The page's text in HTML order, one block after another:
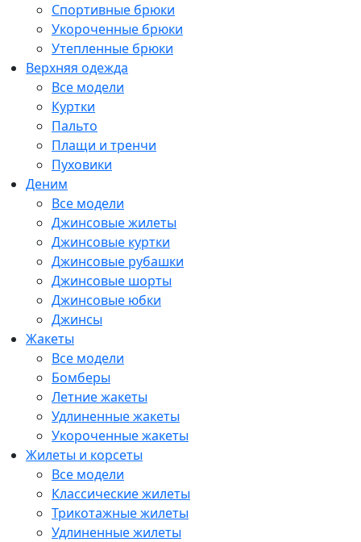
Спортивные брюки
Укороченные брюки
Утепленные брюки
Верхняя одежда
Все модели
Куртки
Пальто
Плащи и тренчи
Пуховики
Деним
Все модели
Джинсовые жилеты
Джинсовые куртки
Джинсовые рубашки
Джинсовые шорты
Джинсовые юбки
Джинсы
Жакеты
Все модели
Бомберы
Летние жакеты
Удлиненные жакеты
Укороченные жакеты
Жилеты и корсеты
Все модели
Классические жилеты
Трикотажные жилеты
Удлиненные жилеты